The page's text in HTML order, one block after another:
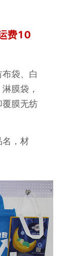
费10
袋、白
膜袋，
覆膜无纺
名，材